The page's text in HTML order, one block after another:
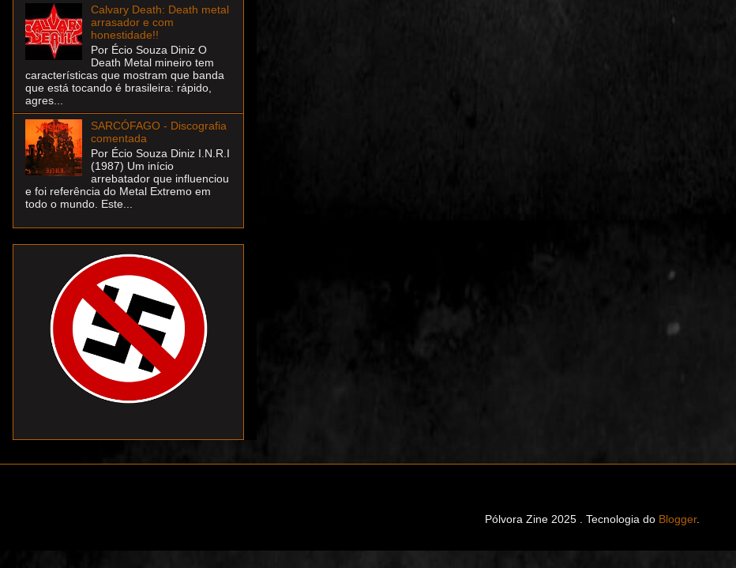
Calvary Death: Death metal
arrasador e com
honestidade!!
Por Écio Souza Diniz O
Death Metal mineiro tem
características que mostram que banda
que está tocando é brasileira: rápido,
agres...
SARCÓFAGO - Discografia
comentada
Por Écio Souza Diniz I.N.R.I
(1987) Um início
arrebatador que influenciou
e foi referência do Metal Extremo em
todo o mundo. Este...
Pólvora Zine 2025 . Tecnologia do Blogger.